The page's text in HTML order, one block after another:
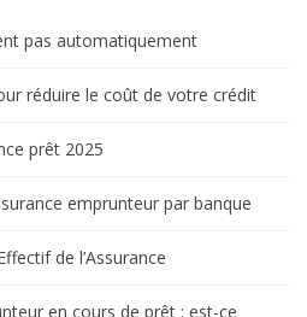
pas automatiquement
réduire le coût de votre crédit
prêt 2025
emprunteur par banque
de l’Assurance
en cours de prêt : est-ce